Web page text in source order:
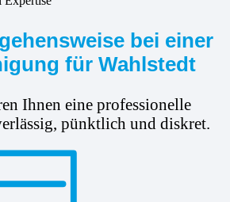
bei einer
für Wahlstedt
Ihnen eine professionelle
pünktlich und diskret.